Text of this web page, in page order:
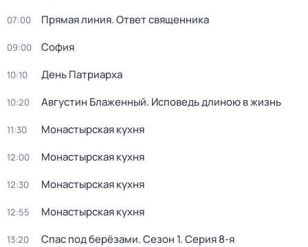
07:00 Прямая линия. Ответ священника
09:00 София
10:10 День Патриарха
10:20 Августин Блаженный. Исповедь длиною в жизнь
11:30 Монастырская кухня
12:00 Монастырская кухня
12:30 Монастырская кухня
12:55 Монастырская кухня
13:20 Спас под берёзами. Сезон 1. Серия 8-я